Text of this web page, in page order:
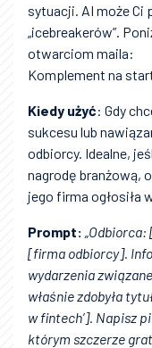
sytuacji. AI może Ci
„icebreakerów”.
otwarciom maila:
Komplement na
Kiedy użyć: Gdy
sukcesu lub
odbiorcy. Idealne,
nagrodę branżową,
jego firma ogłosiła
Prompt:
[firma odbiorcy].
wydarzenia
właśnie zdobyła
w fintech’]. Napisz
którym szczerze